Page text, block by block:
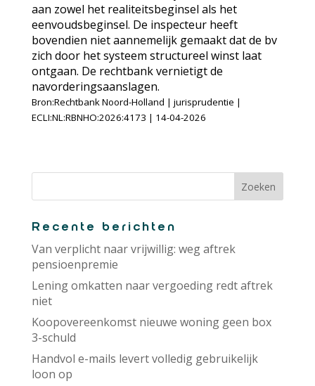
aan zowel het realiteitsbeginsel als het
eenvoudsbeginsel. De inspecteur heeft
bovendien niet aannemelijk gemaakt dat de bv
zich door het systeem structureel winst laat
ontgaan. De rechtbank vernietigt de
navorderingsaanslagen.
Bron:Rechtbank Noord-Holland | jurisprudentie |
ECLI:NL:RBNHO:2026:4173 | 14-04-2026
Recente berichten
Van verplicht naar vrijwillig: weg aftrek
pensioenpremie
Lening omkatten naar vergoeding redt aftrek
niet
Koopovereenkomst nieuwe woning geen box
3-schuld
Handvol e-mails levert volledig gebruikelijk
loon op